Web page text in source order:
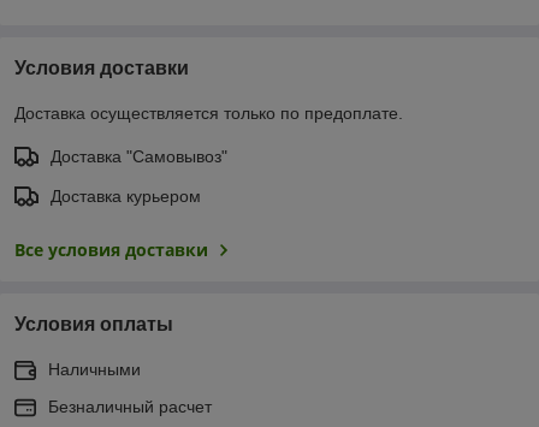
Условия доставки
Доставка осуществляется только по предоплате.
Доставка "Самовывоз"
Доставка курьером
Все условия доставки
Условия оплаты
Наличными
Безналичный расчет